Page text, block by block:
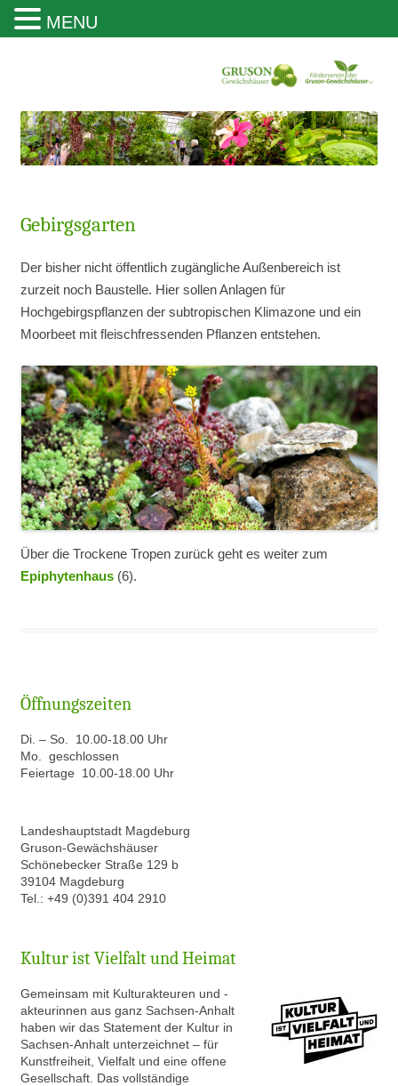
Gruson Gewächshäuser Magdeburg
Gebirgsgarten
Der bisher nicht öffentlich zugängliche Außenbereich ist
zurzeit noch Baustelle. Hier sollen Anlagen für
Hochgebirgspflanzen der subtropischen Klimazone und ein
Moorbeet mit fleischfressenden Pflanzen entstehen.
Über die Trockene Tropen zurück geht es weiter zum
Epiphytenhaus (6).
Öffnungszeiten
Di. – So. 10.00-18.00 Uhr
Mo. geschlossen
Feiertage 10.00-18.00 Uhr
Landeshauptstadt Magdeburg
Gruson-Gewächshäuser
Schönebecker Straße 129 b
39104 Magdeburg
Tel.: +49 (0)391 404 2910
Kultur ist Vielfalt und Heimat
Gemeinsam mit Kulturakteuren und -
akteurinnen aus ganz Sachsen-Anhalt
haben wir das Statement der Kultur in
Sachsen-Anhalt unterzeichnet – für
Kunstfreiheit, Vielfalt und eine offene
Gesellschaft. Das vollständige
MENU